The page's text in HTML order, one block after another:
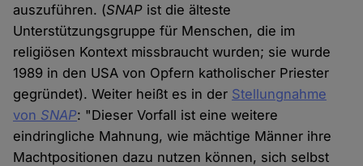
auszuführen. (SNAP ist die älteste
Unterstützungsgruppe für Menschen, die im
religiösen Kontext missbraucht wurden; sie wurde
1989 in den USA von Opfern katholischer Priester
gegründet). Weiter heißt es in der Stellungnahme
von SNAP: "Dieser Vorfall ist eine weitere
eindringliche Mahnung, wie mächtige Männer ihre
Machtpositionen dazu nutzen können, sich selbst